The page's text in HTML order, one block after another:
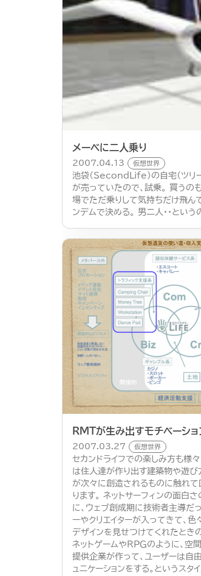
メーベに二人乗り
2007.04.13 仮想世界
池袋（SecondLife）の自宅（ツリ
が売っていたので、試乗。 買うの
場でただ乗りして気持ちだけ飛ん
ンデムで決める。 男二人・・とい
RMTが生み出すモチベーショ
2007.03.27 仮想世界
セカンドライフでの楽しみ方も様
は住人達が作り出す建築物や遊び
が次々に創造されるものに触れて
ります。 ネットサーフィンの面白
に、ウェブ創成期に技術者主導だ
ーやクリエイターが入ってきて、
デザインを見せつけてくれたとき
ネットゲームやＲＰＧのように、空
提供企業が作って、ユーザーは自
ュニケーションをする。というスタ